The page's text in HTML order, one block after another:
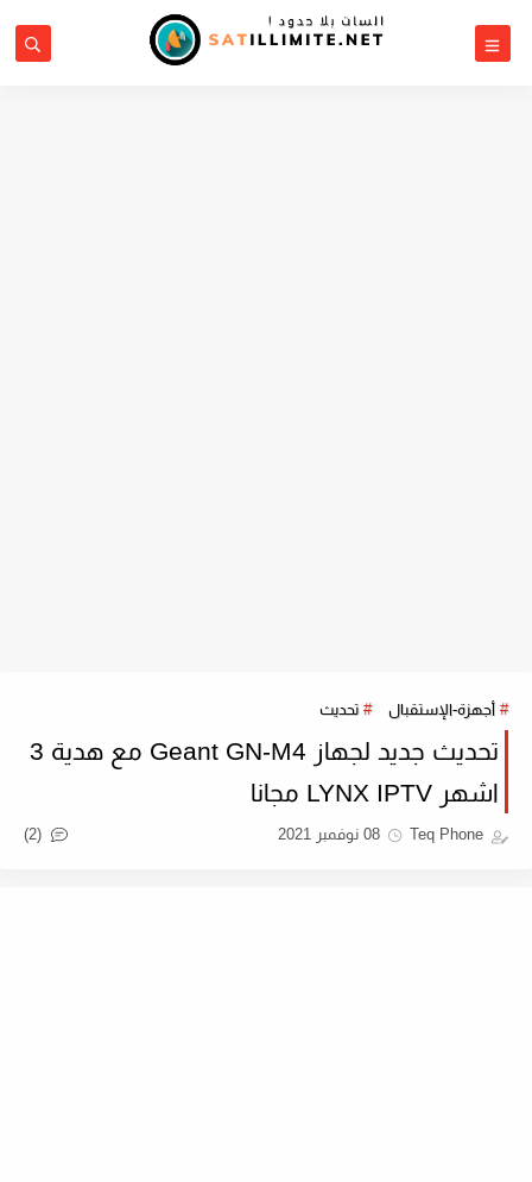
أجهزة-الإستقبال تحديث
تحديث جديد لجهاز Geant GN-M4 مع هدية 3
اشهر LYNX IPTV مجانا
Teq Phone 08 نوفمبر 2021 (2)